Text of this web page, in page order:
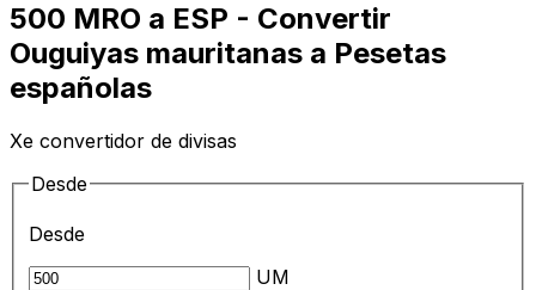
500 MRO a ESP - Convertir
Ouguiyas mauritanas a Pesetas
españolas
Xe convertidor de divisas
Desde
Desde
UM